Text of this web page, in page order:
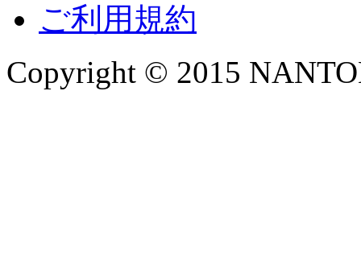
ご利用規約
Copyright © 2015